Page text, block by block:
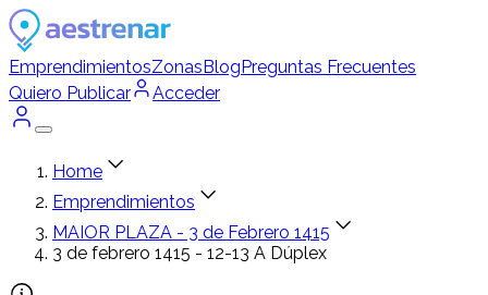
EmprendimientosZonasBlogPreguntas Frecuentes
Quiero Publicar
Acceder
Home
Emprendimientos
MAIOR PLAZA - 3 de Febrero 1415
3 de febrero 1415 - 12-13 A Dúplex